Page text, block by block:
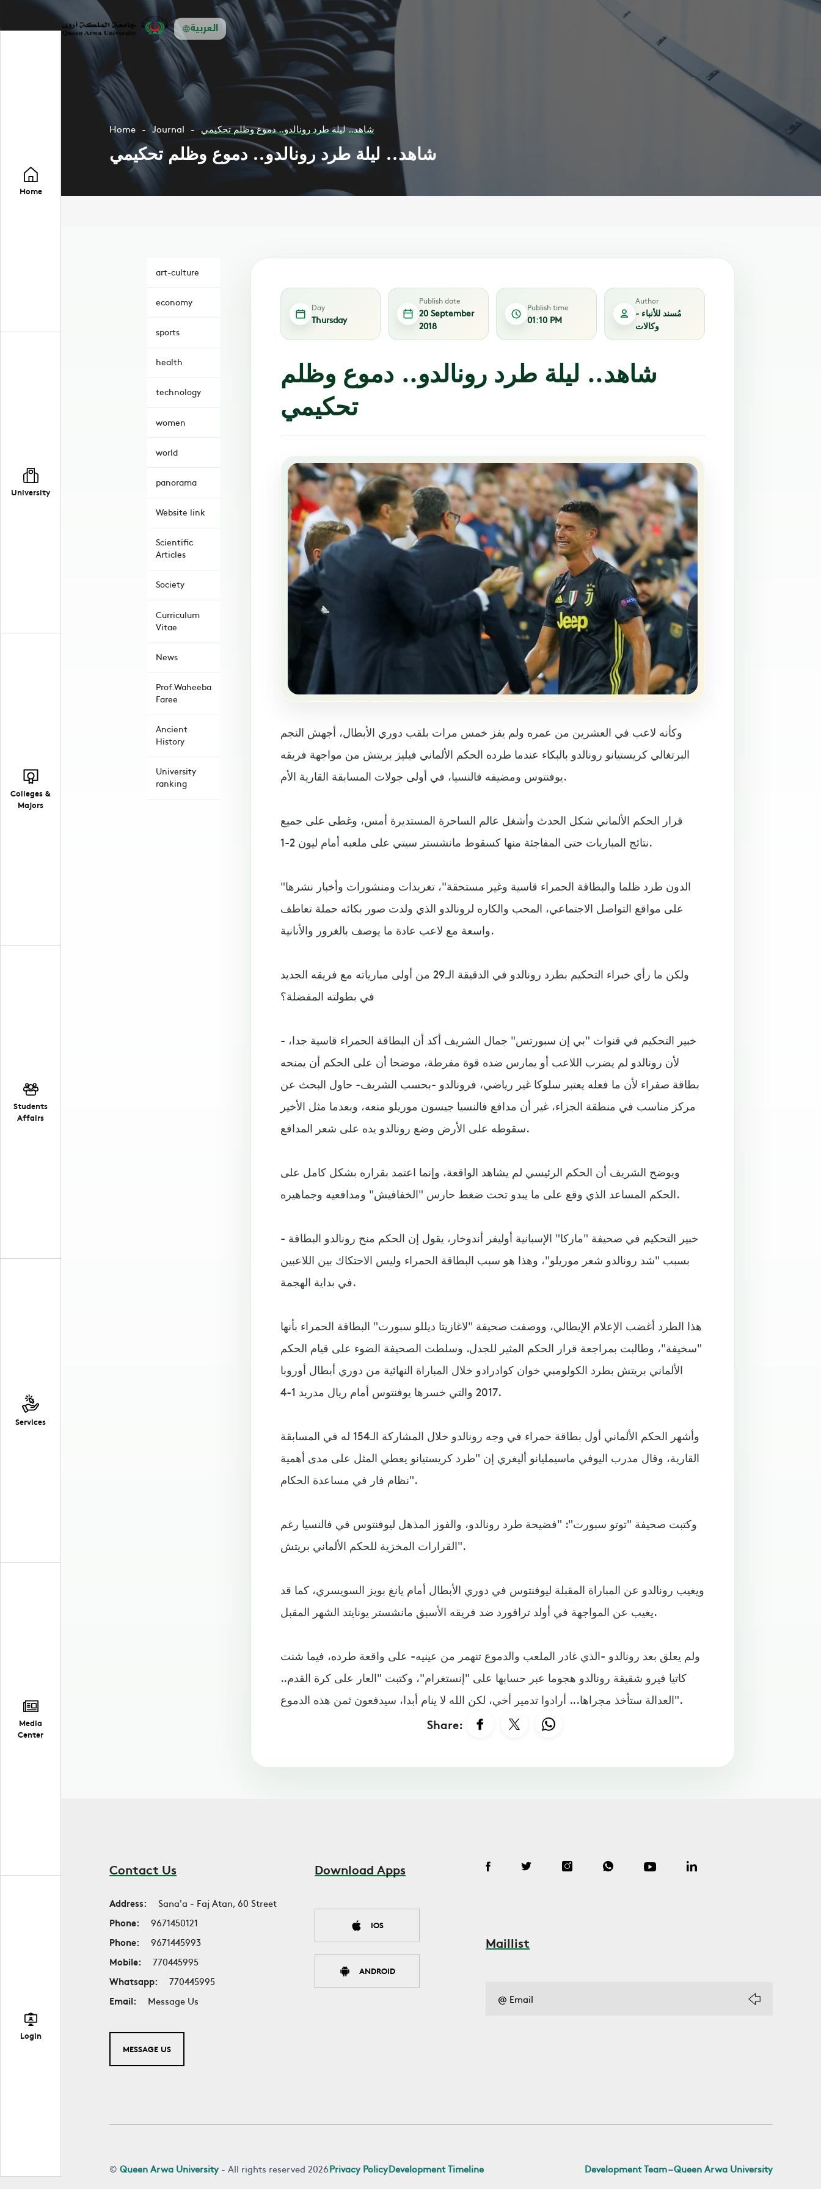
العربية
Home
University
Colleges &
Majors
Students
Affairs
Services
Media
Center
Login
Home Journal شاهد.. ليلة طرد رونالدو.. دموع وظلم تحكيمي
شاهد.. ليلة طرد رونالدو.. دموع وظلم تحكيمي
art-culture
economy
sports
health
technology
women
world
panorama
Website link
Scientific
Articles
Society
Curriculum
Vitae
News
Prof.Waheeba
Faree
Ancient
History
University
ranking
Day
Thursday
Publish date
20 September
2018
Publish time
01:10 PM
Author
مُسند للأنباء -
وكالات
شاهد.. ليلة طرد رونالدو.. دموع وظلم
تحكيمي
وكأنه لاعب في العشرين من عمره ولم يفز خمس مرات بلقب دوري الأبطال، أجهش النجم
البرتغالي كريستيانو رونالدو بالبكاء عندما طرده الحكم الألماني فيليز بريتش من مواجهة فريقه
يوفنتوس ومضيفه فالنسيا، في أولى جولات المسابقة القارية الأم.
قرار الحكم الألماني شكل الحدث وأشغل عالم الساحرة المستديرة أمس، وغطى على جميع
نتائج المباريات حتى المفاجئة منها كسقوط مانشستر سيتي على ملعبه أمام ليون 2-1.
"الدون طرد ظلما والبطاقة الحمراء قاسية وغير مستحقة"، تغريدات ومنشورات وأخبار نشرها
على مواقع التواصل الاجتماعي، المحب والكاره لرونالدو الذي ولدت صور بكائه حملة تعاطف
واسعة مع لاعب عادة ما يوصف بالغرور والأنانية.
ولكن ما رأي خبراء التحكيم بطرد رونالدو في الدقيقة الـ29 من أولى مبارياته مع فريقه الجديد
في بطولته المفضلة؟
- خبير التحكيم في قنوات "بي إن سبورتس" جمال الشريف أكد أن البطاقة الحمراء قاسية جدا،
لأن رونالدو لم يضرب اللاعب أو يمارس ضده قوة مفرطة، موضحا أن على الحكم أن يمنحه
بطاقة صفراء لأن ما فعله يعتبر سلوكا غير رياضي، فرونالدو -بحسب الشريف- حاول البحث عن
مركز مناسب في منطقة الجزاء، غير أن مدافع فالنسيا جيسون موريلو منعه، وبعدما مثل الأخير
سقوطه على الأرض وضع رونالدو يده على شعر المدافع.
ويوضح الشريف أن الحكم الرئيسي لم يشاهد الواقعة، وإنما اعتمد بقراره بشكل كامل على
الحكم المساعد الذي وقع على ما يبدو تحت ضغط حارس "الخفافيش" ومدافعيه وجماهيره.
- خبير التحكيم في صحيفة "ماركا" الإسبانية أوليفر أندوخار، يقول إن الحكم منح رونالدو البطاقة
بسبب "شد رونالدو شعر موريلو"، وهذا هو سبب البطاقة الحمراء وليس الاحتكاك بين اللاعبين
في بداية الهجمة.
هذا الطرد أغضب الإعلام الإيطالي، ووصفت صحيفة "لاغازيتا ديللو سبورت" البطاقة الحمراء بأنها
"سخيفة"، وطالبت بمراجعة قرار الحكم المثير للجدل. وسلطت الصحيفة الضوء على قيام الحكم
الألماني بريتش بطرد الكولومبي خوان كوادرادو خلال المباراة النهائية من دوري أبطال أوروبا
2017 والتي خسرها يوفنتوس أمام ريال مدريد 1-4.
وأشهر الحكم الألماني أول بطاقة حمراء في وجه رونالدو خلال المشاركة الـ154 له في المسابقة
القارية، وقال مدرب اليوفي ماسيمليانو أليغري إن "طرد كريستيانو يعطي المثل على مدى أهمية
نظام فار في مساعدة الحكام".
وكتبت صحيفة "توتو سبورت": "فضيحة طرد رونالدو، والفوز المذهل ليوفنتوس في فالنسيا رغم
القرارات المخزية للحكم الألماني بريتش".
ويغيب رونالدو عن المباراة المقبلة ليوفنتوس في دوري الأبطال أمام يانغ بويز السويسري، كما قد
يغيب عن المواجهة في أولد ترافورد ضد فريقه الأسبق مانشستر يونايتد الشهر المقبل.
ولم يعلق بعد رونالدو -الذي غادر الملعب والدموع تنهمر من عينيه- على واقعة طرده، فيما شنت
كاتيا فيرو شقيقة رونالدو هجوما عبر حسابها على "إنستغرام"، وكتبت "العار على كرة القدم..
العدالة ستأخذ مجراها... أرادوا تدمير أخي، لكن الله لا ينام أبدا، سيدفعون ثمن هذه الدموع".
Share:
Contact Us
Address:
Sana'a - Faj Atan, 60 Street
Phone:
9671450121
Phone:
9671445993
Mobile:
770445995
Whatsapp:
770445995
Email:
Message Us
MESSAGE US
Download Apps
IOS
ANDROID
Maillist
©Queen Arwa University - All rights reserved 2026Privacy PolicyDevelopment Timeline Development Team – Queen Arwa University